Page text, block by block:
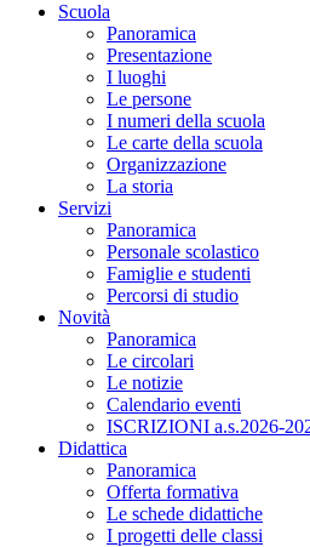
Scuola
Panoramica
Presentazione
I luoghi
Le persone
I numeri della scuola
Le carte della scuola
Organizzazione
La storia
Servizi
Panoramica
Personale scolastico
Famiglie e studenti
Percorsi di studio
Novità
Panoramica
Le circolari
Le notizie
Calendario eventi
ISCRIZIONI a.s.2026-
Didattica
Panoramica
Offerta formativa
Le schede didattiche
I progetti delle classi